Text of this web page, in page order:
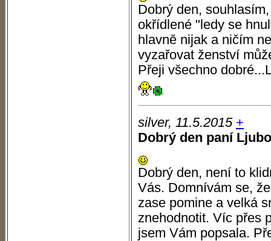
Dobrý den,
okřídlené "ledy se
hlavně nijak a ničím
vyzařovat ženství
Přeji všechno
silver, 11.5.2015 +
Dobrý den paní
Dobrý den, není to
Vás. Domnívám se,
zase pomine a velká
znehodnotit. Víc přes
jsem Vám popsala.